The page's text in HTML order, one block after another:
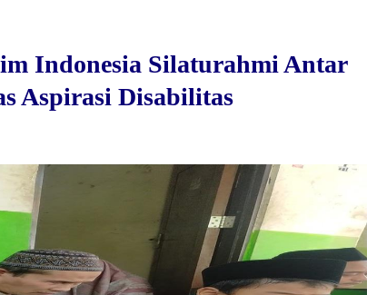
Indonesia Silaturahmi Antar
Aspirasi Disabilitas